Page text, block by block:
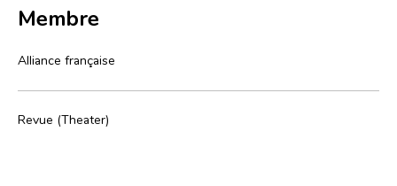
Membre
Alliance française
Revue (Theater)